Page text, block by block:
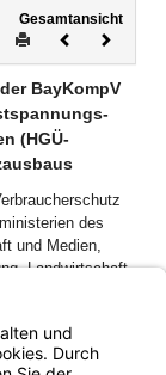
Gesamtansicht
DruckenVorheriges
BayKompV
(HGÜ-
des
und Medien,
Landwirtschaft
der
im
2017).